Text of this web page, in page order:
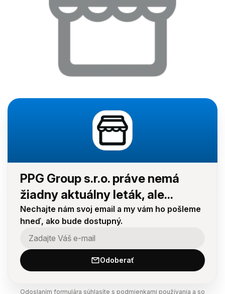
PPG Group s.r.o. práve nemá
žiadny aktuálny leták, ale...
Nechajte nám svoj email a my vám ho pošleme
hneď, ako bude dostupný.
Odoberať
Odoslaním formulára súhlasíte s podmienkami používania a so